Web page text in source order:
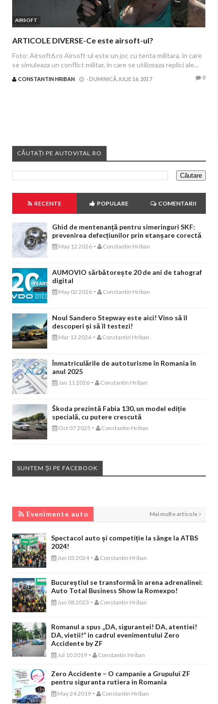
AIRSOFT
ARTICOLE DIVERSE-Ce este airsoft-ul?
Foto: Airsoft6.ro Airsoft-ul este un joc cu tenta militara, in care
se simuleaza un conflict militar, in care se utilizeaza replici ale...
CONSTANTIN HRIBAN -DUMINICĂ, IULIE 16, 2017 0
CĂUTAȚI PE AUTOVITAL.RO
RECENTE POPULARE COMENTARII
Ghid de mentenanță pentru simeringuri SKF:
prevenirea defecțiunilor prin etanșare corectă
May 12 2026 - Constantin Hriban
AUMOVIO sărbătorește 20 de ani de tahograf
digital
May 02 2026 - Constantin Hriban
Noul Sandero Stepway este aici! Vino să îl
descoperi și să îl testezi!
Mar 13 2026 - Constantin Hriban
Înmatriculările de autoturisme în Romania în
anul 2025
Jan 11 2026 - Constantin Hriban
Škoda prezintă Fabia 130, un model ediție
specială, cu putere crescută
Oct 07 2025 - Constantin Hriban
SUNTEM ȘI PE FACEBOOK
Evenimente auto Mai multe articole
Spectacol auto și competiție la sânge la ATBS
2024!
Jun 03 2024 - Constantin Hriban
Bucureștiul se transformă în arena adrenalinei:
Auto Total Business Show la Romexpo!
Jun 08 2023 - Constantin Hriban
Romanul a spus „DA, sigurantei! DA, atentiei!
DA, vietii!” in cadrul evenimentului Zero
Accidente by ZF
Jul 10 2019 - Constantin Hriban
Zero Accidente – O campanie a Grupului ZF
pentru siguranta rutiera in Romania
May 24 2019 - Constantin Hriban